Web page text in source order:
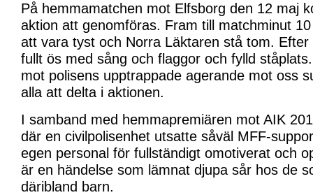
På hemmamatchen mot Elfsborg den 12 maj
aktion att genomföras. Fram till matchminut
att vara tyst och Norra Läktaren stå tom.
fullt ös med sång och flaggor och fylld
mot polisens upptrappade agerande mot oss
alla att delta i aktionen.
I samband med hemmapremiären mot AIK
där en civilpolisenhet utsatte såväl MFF-
egen personal för fullständigt omotiverat och
är en händelse som lämnat djupa sår hos de
däribland barn.